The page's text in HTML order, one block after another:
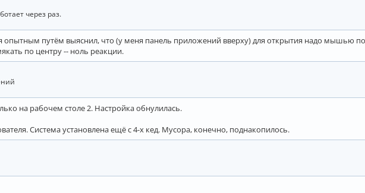
через раз.
опытным путём выяснил, что (у меня панель приложений вверху) для открытия надо мышью
по центру -- ноль реакции.
на рабочем столе 2. Настройка обнулилась.
Система установлена ещё с 4-х кед. Мусора, конечно, поднакопилось.